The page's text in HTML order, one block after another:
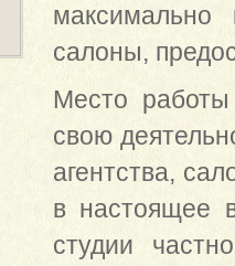
максимально
салоны,
Место работы
свою
агентства,
в настоящее
студии